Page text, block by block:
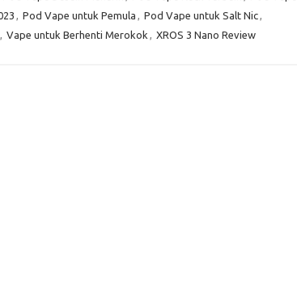
, Pod Vape untuk Pemula , Pod Vape untuk Salt Nic,
, Vape untuk Berhenti Merokok , XROS 3 Nano Review